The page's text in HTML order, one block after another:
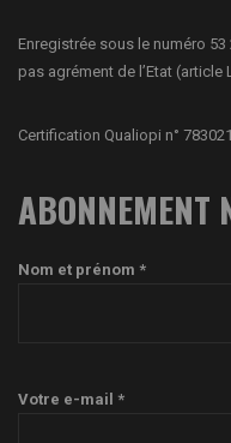
Enregistrée sous le numéro
pas agrément de l’Etat (article
Certification Qualiopi n°
ABONNEMENT
Nom et prénom *
Votre e-mail *